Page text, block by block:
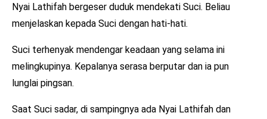
Nyai Lathifah bergeser duduk mendekati Suci. Beliau
menjelaskan kepada Suci dengan hati-hati.
Suci terhenyak mendengar keadaan yang selama ini
melingkupinya. Kepalanya serasa berputar dan ia pun
lunglai pingsan.
Saat Suci sadar, di sampingnya ada Nyai Lathifah dan